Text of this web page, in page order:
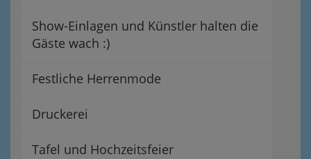
Show-Einlagen und Künstler halten die
Gäste wach :)
Festliche Herrenmode
Druckerei
Tafel und Hochzeitsfeier